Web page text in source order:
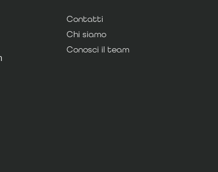
Contatti
Chi siamo
Conosci il team